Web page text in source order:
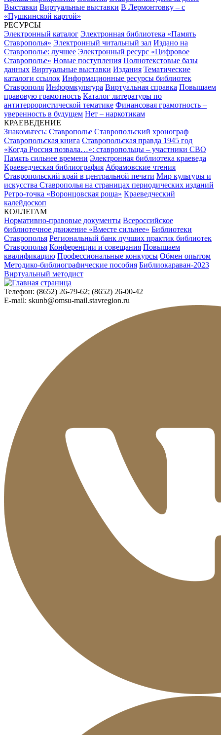
Выставки Виртуальные выставки В Лермонтовку – с
«Пушкинской картой»
РЕСУРСЫ
Электронный каталог Электронная библиотека «Память
Ставрополья» Электронный читальный зал Издано на
Ставрополье: лучшее Электронный ресурс «Цифровое
Ставрополье» Новые поступления Полнотекстовые базы
данных Виртуальные выставки Издания Тематические
каталоги ссылок Информационные ресурсы библиотек
Ставрополя Информкультура Виртуальная справка Повышаем
правовую грамотность Каталог литературы по
антитеррористической тематике Финансовая грамотность –
уверенность в будущем Нет – наркотикам
КРАЕВЕДЕНИЕ
Знакомьтесь: Ставрополье Ставропольский хронограф
Ставропольская книга Ставропольская правда 1945 год
«Когда Россия позвала…»: ставропольцы – участники СВО
Память сильнее времени Электронная библиотека краеведа
Краеведческая библиография Абрамовские чтения
Ставропольский край в центральной печати Мир культуры и
искусства Ставрополья на страницах периодических изданий
Ретро-точка «Воронцовская роща» Краеведческий
калейдоскоп
КОЛЛЕГАМ
Нормативно-правовые документы Всероссийское
библиотечное движение «Вместе сильнее» Библиотеки
Ставрополья Региональный банк лучших практик библиотек
Ставрополья Конференции и совещания Повышаем
квалификацию Профессиональные конкурсы Обмен опытом
Методико-библиографические пособия Библиокараван-2023
Виртуальный методист
Телефон: (8652) 26-79-62; (8652) 26-00-42
E-mail: skunb@omsu-mail.stavregion.ru